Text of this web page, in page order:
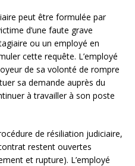
peut être formulée par
d’une faute grave
ou un employé en
cette requête. L’employé
de sa volonté de rompre
sa demande auprès du
à travailler à son poste
de résiliation judiciaire,
restent ouvertes
et rupture). L’employé